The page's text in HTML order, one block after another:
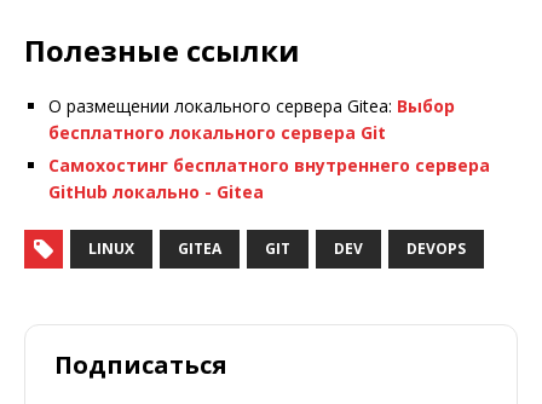
Полезные ссылки
О размещении локального сервера Gitea: Выбор
бесплатного локального сервера Git
Самохостинг бесплатного внутреннего сервера
GitHub локально - Gitea
LINUX GITEA GIT DEV DEVOPS
Подписаться